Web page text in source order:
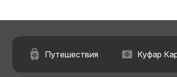
Путешествия Куфар